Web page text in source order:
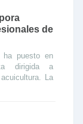
de
ha puesto en
dirigida a
La